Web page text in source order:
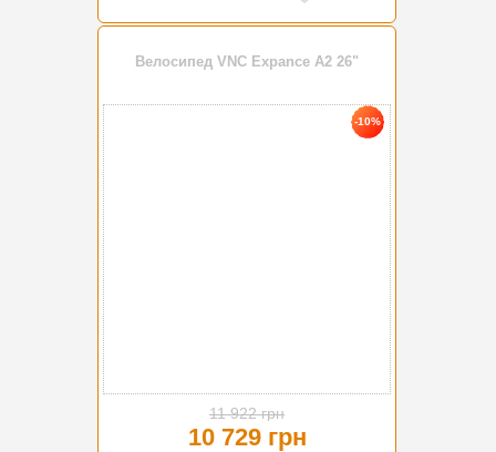
Велосипед VNC Expance A2 26"
-10%
11 922 грн
10 729 грн